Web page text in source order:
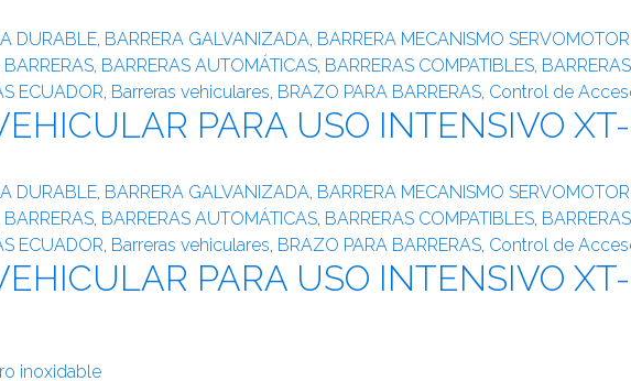
DURABLE, BARRERA GALVANIZADA, BARRERA MECANISMO SERVOMOTOR
BARRERAS, BARRERAS AUTOMÁTICAS, BARRERAS COMPATIBLES,
ECUADOR, Barreras vehiculares, BRAZO PARA BARRERAS, Control de
PARA USO INTENSIVO
DURABLE, BARRERA GALVANIZADA, BARRERA MECANISMO SERVOMOTOR
BARRERAS, BARRERAS AUTOMÁTICAS, BARRERAS COMPATIBLES,
ECUADOR, Barreras vehiculares, BRAZO PARA BARRERAS, Control de
PARA USO INTENSIVO
inoxidable